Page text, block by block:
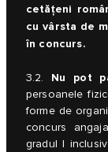
cetățeni
cu vârsta de
în concurs.
3.2. Nu pot
persoanele
forme de
concurs
gradul I